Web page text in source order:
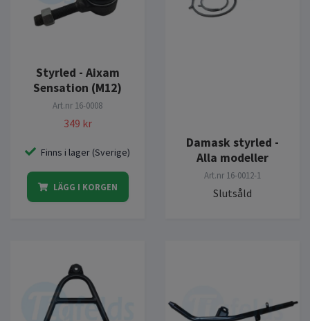
Styrled - Aixam
Sensation (M12)
Art.nr 16-0008
349 kr
Finns i lager (Sverige)
LÄGG I KORGEN
Damask styrled -
Alla modeller
Art.nr 16-0012-1
Slutsåld